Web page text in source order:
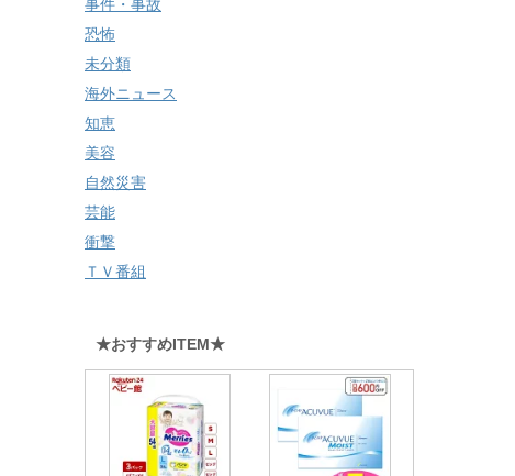
事件・事故
恐怖
未分類
海外ニュース
知恵
美容
自然災害
芸能
衝撃
ＴＶ番組
★おすすめITEM★